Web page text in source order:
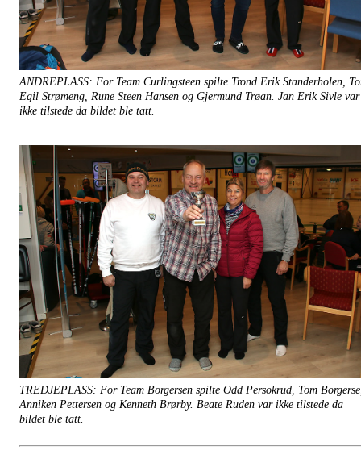
ANDREPLASS: For Team Curlingsteen spilte Trond Erik Standerholen,
Egil Strømeng, Rune Steen Hansen og Gjermund Trøan. Jan Erik Sivle var
ikke tilstede da bildet ble tatt.
TREDJEPLASS: For Team Borgersen spilte Odd Persokrud, Tom
Anniken Pettersen og Kenneth Brørby. Beate Ruden var ikke tilstede da
bildet ble tatt.